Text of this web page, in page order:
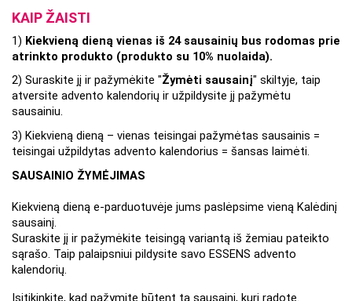
KAIP ŽAISTI
1) Kiekvieną dieną vienas iš 24 sausainių bus rodomas prie
atrinkto produkto (produkto su 10% nuolaida).
2) Suraskite jį ir pažymėkite "Žymėti sausainį" skiltyje, taip
atversite advento kalendorių ir užpildysite jį pažymėtu
sausainiu.
3) Kiekvieną dieną – vienas teisingai pažymėtas sausainis =
teisingai užpildytas advento kalendorius = šansas laimėti.
SAUSAINIO ŽYMĖJIMAS
Kiekvieną dieną e-parduotuvėje jums paslėpsime vieną Kalėdinį
sausainį.
Suraskite jį ir pažymėkite teisingą variantą iš žemiau pateikto
sąrašo. Taip palaipsniui pildysite savo ESSENS advento
kalendorių.
Įsitikinkite, kad pažymite būtent tą sausainį, kurį radote.